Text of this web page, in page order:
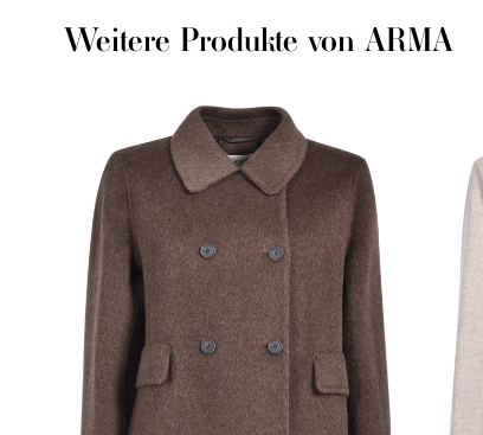
Weitere Produkte von ARMA